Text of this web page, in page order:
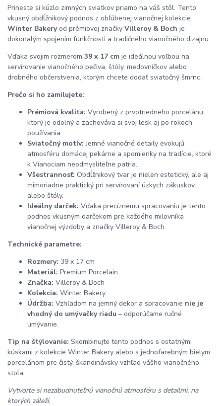
Prineste si kúzlo zimných sviatkov priamo na váš stôl. Tento
vkusný obdĺžnikový podnos z obľúbenej vianočnej kolekcie
Winter Bakeryod prémiovej značky Villeroy & Boch je
dokonalým spojením funkčnosti a tradičného vianočného dizajnu.
Vďaka svojim rozmerom 39 x 17 cm je ideálnou voľbou na
servírovanie vianočného pečiva, štóly, medovníčkov alebo
drobného občerstvenia, ktorým chcete dodať sviatočný šmrnc.
Prečo si ho zamilujete:
Prémiová kvalita: Vyrobený z prvotriedneho porcelánu,
ktorý je odolný a zachováva si svoj lesk aj po rokoch
používania.
Sviatočný motív: Jemné vianočné detaily evokujú
atmosféru domácej pekárne a spomienky na tradície, ktoré
k Vianociam neodmysliteľne patria.
Všestrannosť: Obdĺžnikový tvar je nielen estetický, ale aj
mimoriadne praktický pri servírovaní úzkych zákuskov
alebo štóly.
Ideálny darček: Vďaka precíznemu spracovaniu je tento
podnos vkusným darčekom pre každého milovníka
vianočnej výzdoby a značky Villeroy & Boch.
Technické parametre:
Rozmery: 39 x 17 cm
Materiál: Premium Porcelain
Značka: Villeroy & Boch
Kolekcia: Winter Bakery
Údržba: Vzhľadom na jemný dekor a spracovanie nie je
vhodný do umývačky riadu – odporúčame ručné
umývanie.
Tip na štýlovanie: Skombinujte tento podnos s ostatnými
kúskami z kolekcie Winter Bakery alebo s jednofarebným bielym
porcelánom pre čistý, škandinávsky vzhľad vášho vianočného
stola.
Vytvorte si nezabudnuteľnú vianočnú atmosféru s detailmi, na
ktorých záleží.